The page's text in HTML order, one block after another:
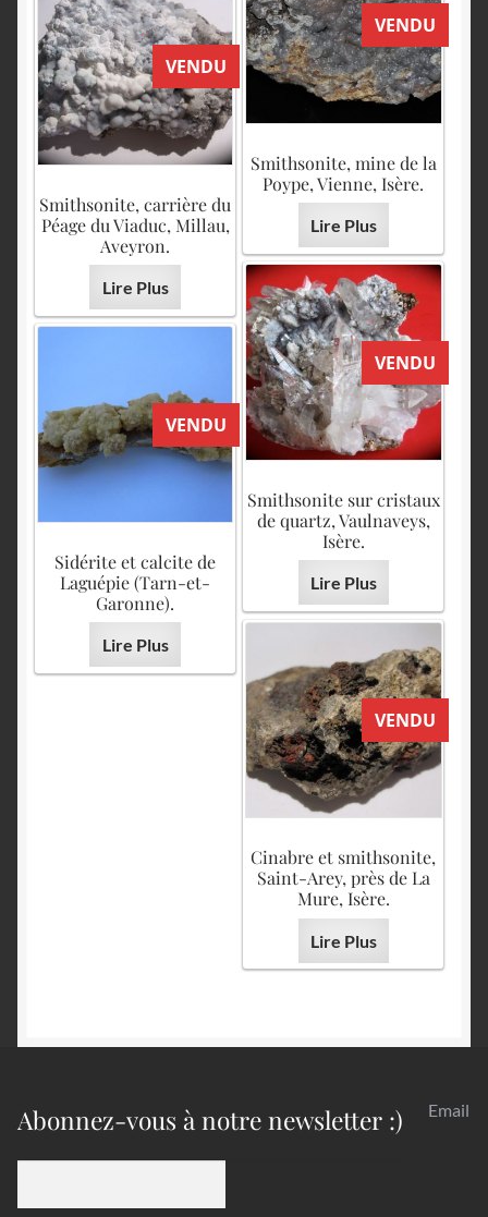
VENDU
Smithsonite, mine de la
Poype, Vienne, Isère.
Lire Plus
VENDU
Smithsonite, carrière du
Péage du Viaduc, Millau,
Aveyron.
Lire Plus
VENDU
Smithsonite sur cristaux
de quartz, Vaulnaveys,
Isère.
Lire Plus
VENDU
Sidérite et calcite de
Laguépie (Tarn-et-
Garonne).
Lire Plus
VENDU
Cinabre et smithsonite,
Saint-Arey, près de La
Mure, Isère.
Lire Plus
Abonnez-vous à notre newsletter :) Email